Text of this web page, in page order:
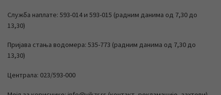
Служба наплате: 593-014 и 593-015 (радним данима од 7,30 до
13,30)
Пријава стања водомера: 535-773 (радним данима од 7,30 до
13,30)
Централа: 023/593-000